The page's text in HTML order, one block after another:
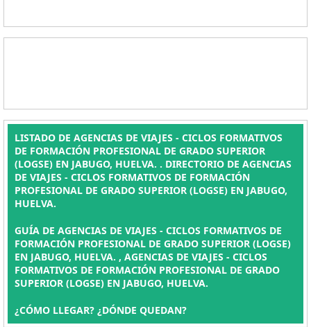
LISTADO DE AGENCIAS DE VIAJES - CICLOS FORMATIVOS
DE FORMACIÓN PROFESIONAL DE GRADO SUPERIOR
(LOGSE) EN JABUGO, HUELVA. . DIRECTORIO DE AGENCIAS
DE VIAJES - CICLOS FORMATIVOS DE FORMACIÓN
PROFESIONAL DE GRADO SUPERIOR (LOGSE) EN JABUGO,
HUELVA.
GUÍA DE AGENCIAS DE VIAJES - CICLOS FORMATIVOS DE
FORMACIÓN PROFESIONAL DE GRADO SUPERIOR (LOGSE)
EN JABUGO, HUELVA. , AGENCIAS DE VIAJES - CICLOS
FORMATIVOS DE FORMACIÓN PROFESIONAL DE GRADO
SUPERIOR (LOGSE) EN JABUGO, HUELVA.
¿CÓMO LLEGAR? ¿DÓNDE QUEDAN?